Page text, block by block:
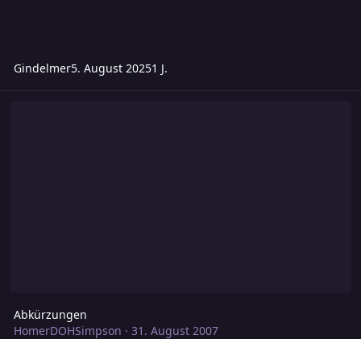
Gindelmer5. August 20251 J.
Abkürzungen
HomerDOHSimpson · 31. August 2007